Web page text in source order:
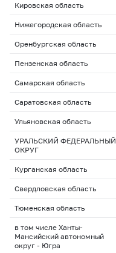
Кировская область
Нижегородская область
Оренбургская область
Пензенская область
Самарская область
Саратовская область
Ульяновская область
УРАЛЬСКИЙ ФЕДЕРАЛЬНЫЙ
ОКРУГ
Курганская область
Свердловская область
Тюменская область
в том числе Ханты-
Мансийский автономный
округ - Югра